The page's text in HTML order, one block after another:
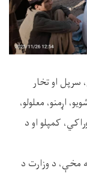
سرپل او تخار
راستنو شویو، اړمنو، معلولو،
کمپلو او د
مخې، د وزارت د